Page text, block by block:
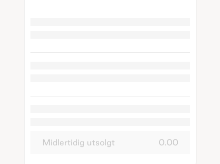
Midlertidig utsolgt 0.00